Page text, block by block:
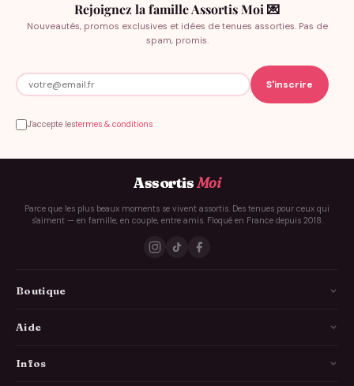
Rejoignez la famille Assortis Moi 💌
Nouveautés, promos exclusives et idées de tenues assorties. Pas de
spam, promis.
J'accepte lestermes & conditions
AssortisMoi
Parce que les plus beaux moments se vivent assortis. Des tenues pour ceux qui
s'aiment — en famille, en couple, entre amis. Floqué en France depuis 2018.
Boutique
Aide
Infos